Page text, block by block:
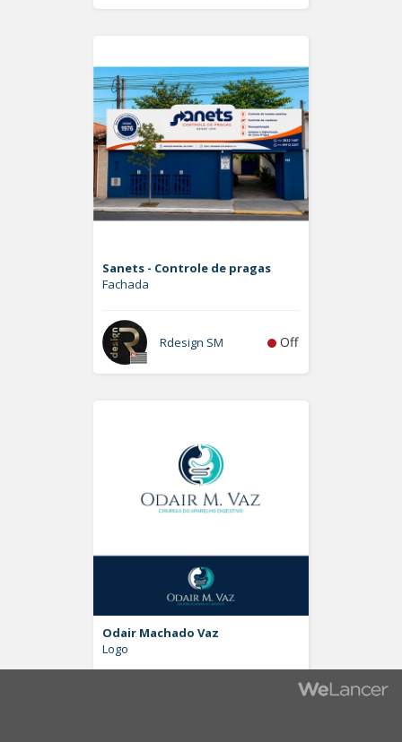
Sanets - Controle de pragas
Fachada
Rdesign SM Off
Odair Machado Vaz
Logo